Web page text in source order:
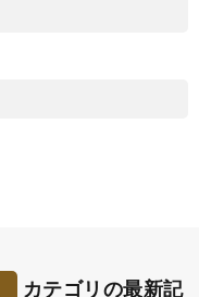
カテゴリの最新記